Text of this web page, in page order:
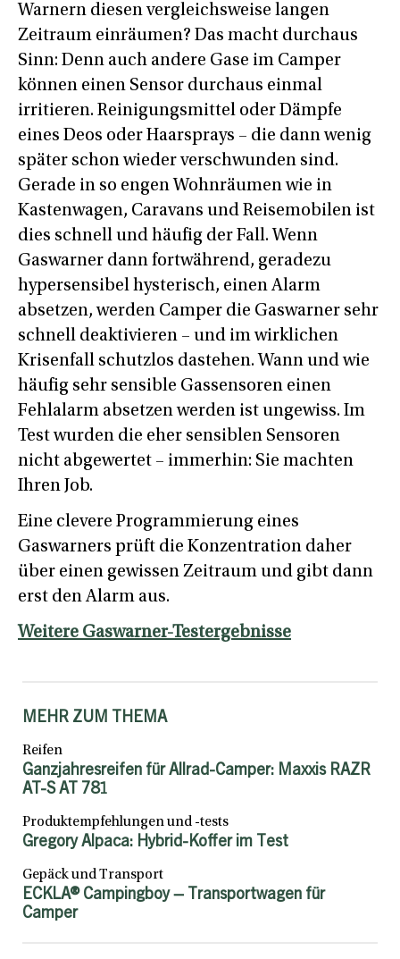
Warnern diesen vergleichsweise langen
Zeitraum einräumen? Das macht durchaus
Sinn: Denn auch andere Gase im Camper
können einen Sensor durchaus einmal
irritieren. Reinigungsmittel oder Dämpfe
eines Deos oder Haarsprays – die dann wenig
später schon wieder verschwunden sind.
Gerade in so engen Wohnräumen wie in
Kastenwagen, Caravans und Reisemobilen ist
dies schnell und häufig der Fall. Wenn
Gaswarner dann fortwährend, geradezu
hypersensibel hysterisch, einen Alarm
absetzen, werden Camper die Gaswarner sehr
schnell deaktivieren – und im wirklichen
Krisenfall schutzlos dastehen. Wann und wie
häufig sehr sensible Gassensoren einen
Fehlalarm absetzen werden ist ungewiss. Im
Test wurden die eher sensiblen Sensoren
nicht abgewertet – immerhin: Sie machten
Ihren Job.
Eine clevere Programmierung eines
Gaswarners prüft die Konzentration daher
über einen gewissen Zeitraum und gibt dann
erst den Alarm aus.
Weitere Gaswarner-Testergebnisse
MEHR ZUM THEMA
Reifen
Ganzjahresreifen für Allrad-Camper: Maxxis RAZR
AT-S AT 781
Produktempfehlungen und -tests
Gregory Alpaca: Hybrid-Koffer im Test
Gepäck und Transport
ECKLA® Campingboy – Transportwagen für
Camper